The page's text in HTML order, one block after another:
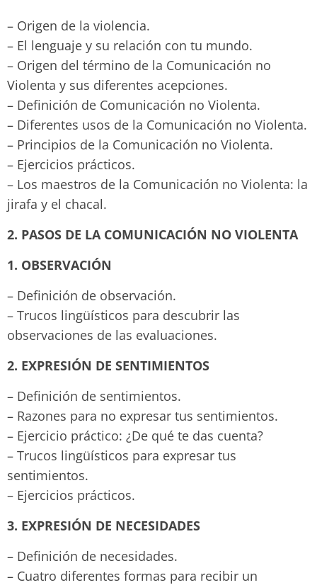
– Origen de la violencia.
– El lenguaje y su relación con tu mundo.
– Origen del término de la Comunicación no
Violenta y sus diferentes acepciones.
– Definición de Comunicación no Violenta.
– Diferentes usos de la Comunicación no Violenta.
– Principios de la Comunicación no Violenta.
– Ejercicios prácticos.
– Los maestros de la Comunicación no Violenta: la
jirafa y el chacal.
2. PASOS DE LA COMUNICACIÓN NO VIOLENTA
1. OBSERVACIÓN
– Definición de observación.
– Trucos lingüísticos para descubrir las
observaciones de las evaluaciones.
2. EXPRESIÓN DE SENTIMIENTOS
– Definición de sentimientos.
– Razones para no expresar tus sentimientos.
– Ejercicio práctico: ¿De qué te das cuenta?
– Trucos lingüísticos para expresar tus
sentimientos.
– Ejercicios prácticos.
3. EXPRESIÓN DE NECESIDADES
– Definición de necesidades.
– Cuatro diferentes formas para recibir un